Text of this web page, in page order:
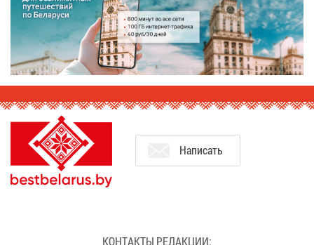
На­пи­сать
КОН­ТАК­ТЫ РЕ­ДАК­ЦИИ: